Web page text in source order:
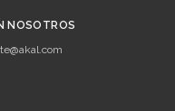
NOSOTROS